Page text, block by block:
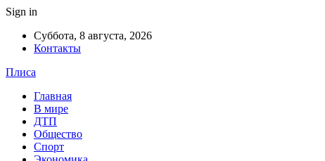
Sign in
Суббота, 8 августа, 2026
Контакты
Плиса
Главная
В мире
ДТП
Общество
Спорт